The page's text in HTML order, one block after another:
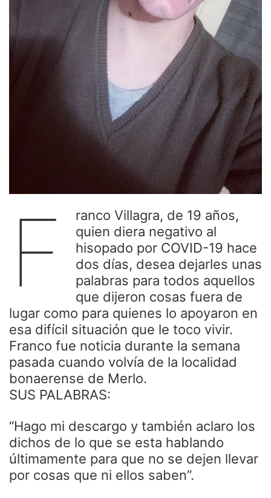
F
ranco Villagra, de 19 años,
quien diera negativo al
hisopado por COVID-19 hace
dos días, desea dejarles unas
palabras para todos aquellos
que dijeron cosas fuera de
lugar como para quienes lo apoyaron en
esa difícil situación que le toco vivir.
Franco fue noticia durante la semana
pasada cuando volvía de la localidad
bonaerense de Merlo.
SUS PALABRAS:
“Hago mi descargo y también aclaro los
dichos de lo que se esta hablando
últimamente para que no se dejen llevar
por cosas que ni ellos saben”.